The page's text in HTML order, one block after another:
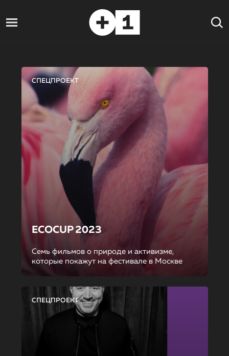
СПЕЦПРОЕКТ
ECOCUP 2023
Семь фильмов о природе и активизме,
которые покажут на фестивале в Москве
СПЕЦПРОЕКТ